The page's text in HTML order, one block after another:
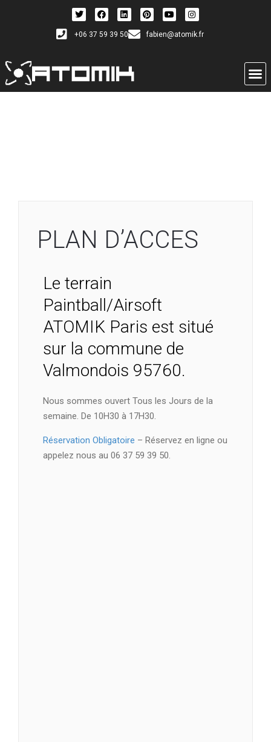
+06 37 59 39 50 fabien@atomik.fr
PLAN D’ACCES
Le terrain
Paintball/Airsoft
ATOMIK Paris est situé
sur la commune de
Valmondois 95760.
Nous sommes ouvert Tous les Jours de la
semaine. De 10H30 à 17H30.
Réservation Obligatoire – Réservez en ligne ou
appelez nous au 06 37 59 39 50.